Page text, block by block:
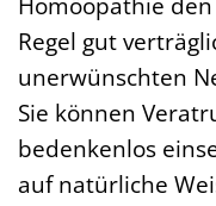
Regel gut
unerwünschten
Sie können
bedenkenlos
auf natürliche